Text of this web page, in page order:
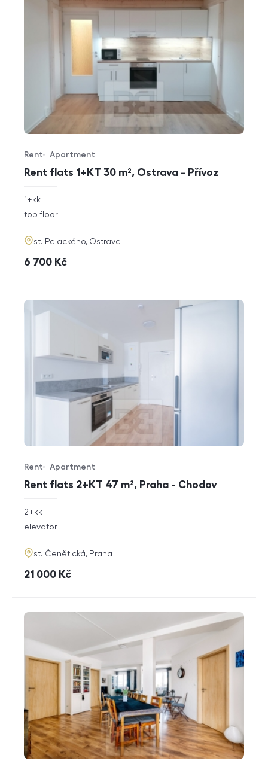
Rent flats 1+KT 30 m², Ostrava - Přívoz
Offer type
Rent
Property type
Apartment
rozměry
disposition
1+kk
funkce
top floor
adresa
st. Palackého, Ostrava
cena
6 700 Kč
Rent flats 2+KT 47 m², Praha - Chodov
Offer type
Rent
Property type
Apartment
rozměry
2+kk
funkce
elevator
adresa
st. Čenětická, Praha
cena
21 000 Kč